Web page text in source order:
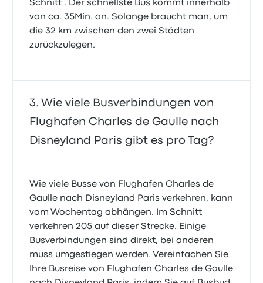
Schnitt . Der schnellste Bus kommt innerhalb
von ca. 35Min. an. Solange braucht man, um
die 32 km zwischen den zwei Städten
zurückzulegen.
Wie viele Busverbindungen von
Flughafen Charles de Gaulle nach
Disneyland Paris gibt es pro Tag?
Wie viele Busse von Flughafen Charles de
Gaulle nach Disneyland Paris verkehren, kann
vom Wochentag abhängen. Im Schnitt
verkehren 205 auf dieser Strecke. Einige
Busverbindungen sind direkt, bei anderen
muss umgestiegen werden. Vereinfachen Sie
Ihre Busreise von Flughafen Charles de Gaulle